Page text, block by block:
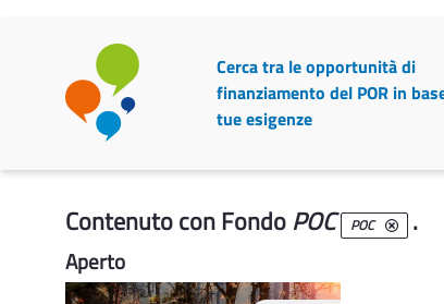
Cerca tra le opportunità di
finanziamento del POR in
tue esigenze
Contenuto con FondoPOC POC .
Aperto